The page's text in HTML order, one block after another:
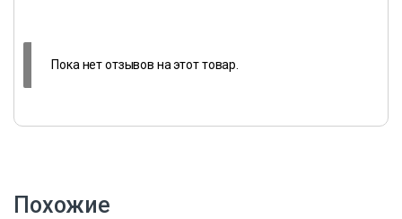
Пока нет отзывов на этот товар.
Похожие